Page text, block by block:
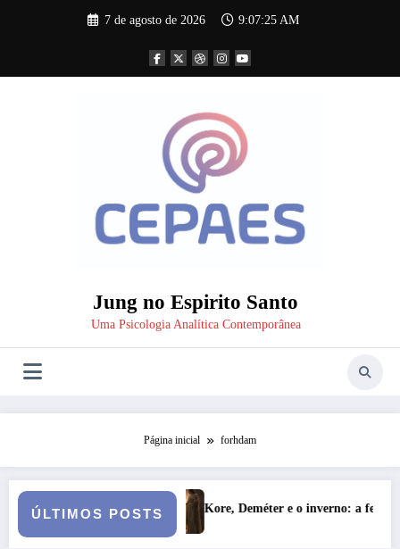
7 de agosto de 2026 9:07:26 AM
Jung no Espirito Santo
Uma Psicologia Analítica Contemporânea
Página inicial forhdam
ÚLTIMOS POSTS
Kore, Deméter e o inverno: a fertilidade das profundezas